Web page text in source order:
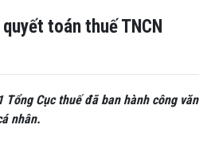
toán thuế TNCN
Tổng Cục thuế đã ban hành công
nhân.